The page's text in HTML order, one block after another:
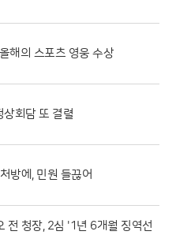
해의 스포츠 영웅 수상
상회담 또 결렬
방에, 민원 들끊어
전 청장, 2심 '1년 6개월 징역선